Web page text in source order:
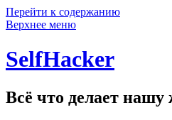
Перейти к содержанию
Верхнее меню
SelfHacker
Всё что делает